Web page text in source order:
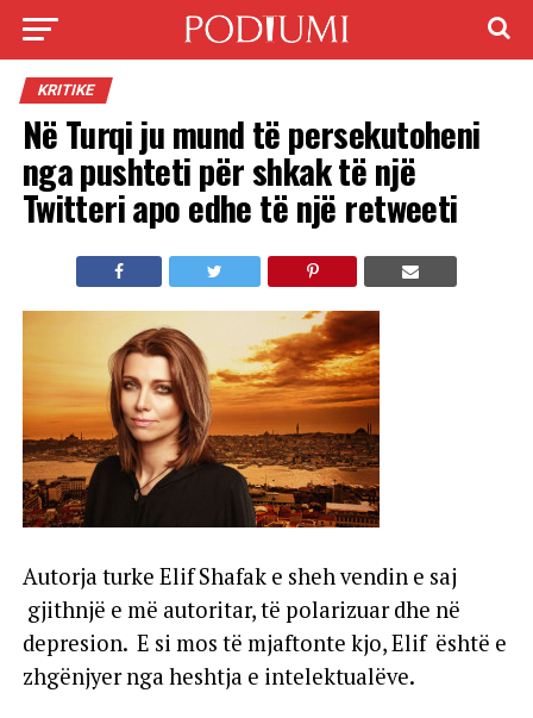
KRITIKE
Në Turqi ju mund të persekutoheni
nga pushteti për shkak të një
Twitteri apo edhe të një retweeti
Autorja turke Elif Shafak e sheh vendin e saj
gjithnjë e më autoritar, të polarizuar dhe në
depresion. E si mos të mjaftonte kjo, Elif është e
zhgënjyer nga heshtja e intelektualëve.